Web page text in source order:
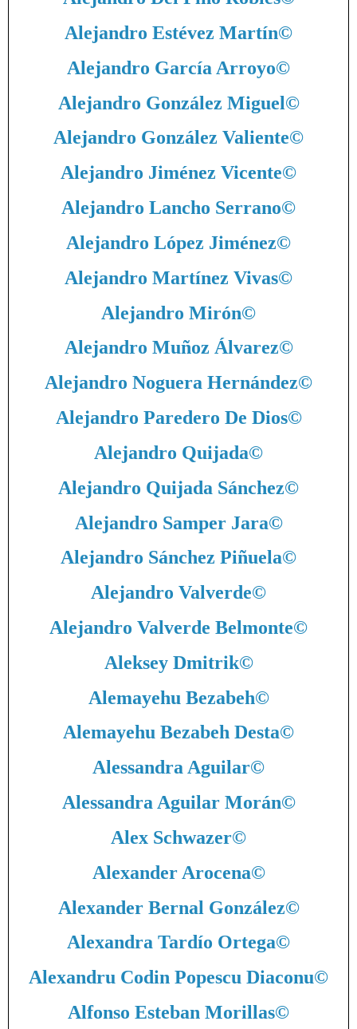
Alejandro Estévez Martín©
Alejandro García Arroyo©
Alejandro González Miguel©
Alejandro González Valiente©
Alejandro Jiménez Vicente©
Alejandro Lancho Serrano©
Alejandro López Jiménez©
Alejandro Martínez Vivas©
Alejandro Mirón©
Alejandro Muñoz Álvarez©
Alejandro Noguera Hernández©
Alejandro Paredero De Dios©
Alejandro Quijada©
Alejandro Quijada Sánchez©
Alejandro Samper Jara©
Alejandro Sánchez Piñuela©
Alejandro Valverde©
Alejandro Valverde Belmonte©
Aleksey Dmitrik©
Alemayehu Bezabeh©
Alemayehu Bezabeh Desta©
Alessandra Aguilar©
Alessandra Aguilar Morán©
Alex Schwazer©
Alexander Arocena©
Alexander Bernal González©
Alexandra Tardío Ortega©
Alexandru Codin Popescu Diaconu©
Alfonso Esteban Morillas©